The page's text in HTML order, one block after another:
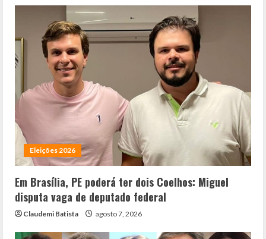
Eleições 2026
Em Brasília, PE poderá ter dois Coelhos: Miguel
disputa vaga de deputado federal
Claudemi Batista agosto 7, 2026